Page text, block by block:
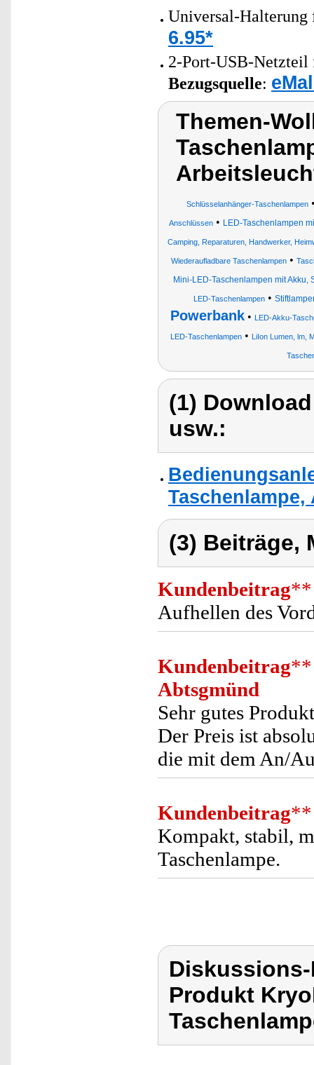
Universal-Halterung
6.95*
2-Port-USB-Netzteil
Bezugsquelle:
Themen-
Schlüsselanhänger-Taschenlampen
Anschlüssen• LED-Taschenlampen
Camping, Reparaturen, Handwerker,
Wiederaufladbare Taschenlampen•
Mini-LED-Taschenlampen mit Akku,
LED-Taschenlampen•
Powerbank • LED-Akku-
LED-Taschenlampen• LiIon Lumen, lm,
(1)
usw.:
(3) Beiträge,
Kundenbeitrag**
Aufhellen des
Kundenbeitrag**
Abtsgmünd
Sehr gutes
Der Preis ist
die mit dem An/
Kundenbeitrag**
Kompakt, stabil,
Taschenlampe.
Produkt